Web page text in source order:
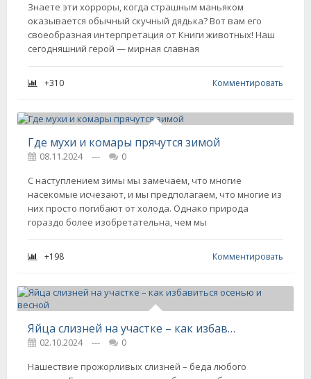
Знаете эти хорроры, когда страшным маньяком
оказывается обычный скучный дядька? Вот вам его
своеобразная интерпретация от Книги животных! Наш
сегодняшний герой — мирная славная
+310 Комментировать
Где мухи и комары прячутся зимой
08.11.2024 ---
0
С наступлением зимы мы замечаем, что многие
насекомые исчезают, и мы предполагаем, что многие из
них просто погибают от холода. Однако природа
гораздо более изобретательна, чем мы
+198 Комментировать
Яйца слизней на участке – как избавиться осенью и весной
02.10.2024 ---
0
Нашествие прожорливых слизней – беда любого